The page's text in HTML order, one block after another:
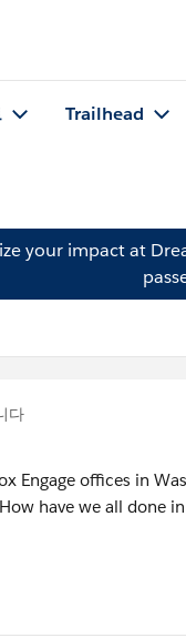
Trailhead
your impact at
다
Engage offices in
have we all done